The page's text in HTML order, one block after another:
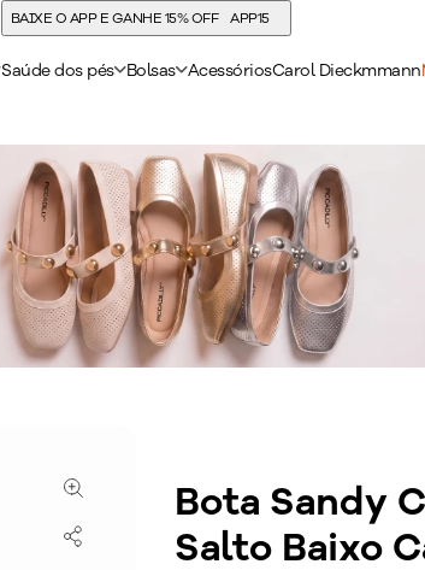
BAIXE O APP E GANHE 15% OFF APP15
Saúde dos pés Bolsas AcessóriosCarol Dieckmmann
Bota Sandy
Salto Baixo